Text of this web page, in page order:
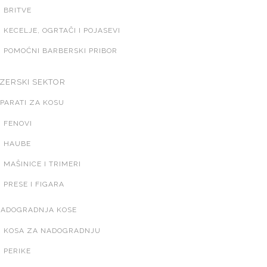
BRITVE
KECELJE, OGRTAČI I POJASEVI
POMOĆNI BARBERSKI PRIBOR
SEKTOR
ZA KOSU
FENOVI
HAUBE
MAŠINICE I TRIMERI
PRESE I FIGARA
KOSE
KOSA ZA NADOGRADNJU
PERIKE